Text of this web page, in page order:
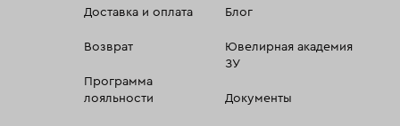
Доставка и оплата
Возврат
Программа
лояльности
Блог
Ювелирная академия
ЗУ
Документы